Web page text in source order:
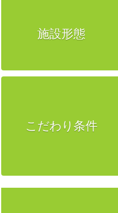
施設形態
こだわり条件